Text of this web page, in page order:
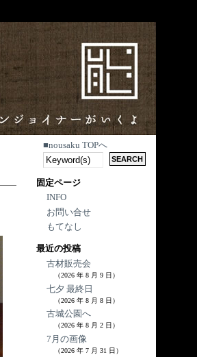
■nousaku TOPへ
固定ページ
INFO
お問い合せ
もてなし
最近の投稿
古材販売会
（2026 年 8 月 9 日）
七夕 最終日
（2026 年 8 月 8 日）
古城公園へ
（2026 年 8 月 2 日）
7月の画像
（2026 年 7 月 31 日）